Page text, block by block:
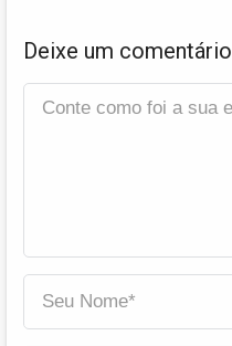
Deixe um comentário